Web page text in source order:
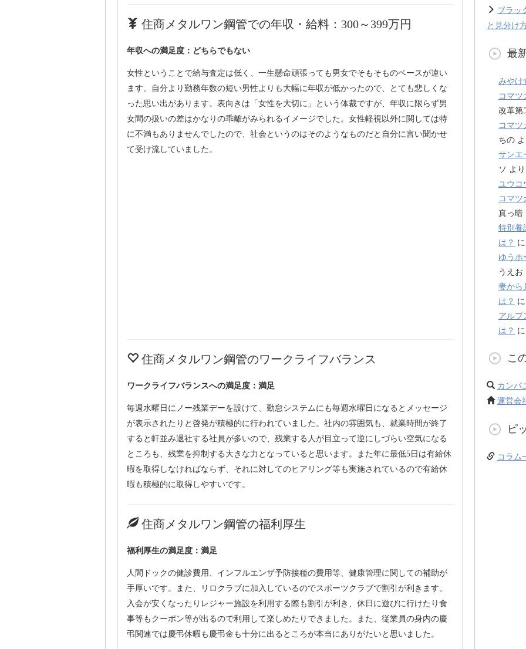
住商メタルワン鋼管での年収・給料：300～399万円
年収への満足度：どちらでもない
女性ということで給与査定は低く、一生懸命頑張っても男女でそもそものベースが違い
ます。自分より勤務年数の短い男性よりも大幅に年収が低かったので、とても悲しくな
った思い出があります。表向きは「女性を大切に」という体裁ですが、年収に限らず男
女間の扱いの差はかなりの乖離がみられるイメージでした。女性軽視以外に関しては特
に不満もありませんでしたので、社会というのはそのようなものだと自分に言い聞かせ
て受け流していました。
住商メタルワン鋼管のワークライフバランス
ワークライフバランスへの満足度：満足
毎週水曜日にノー残業デーを設けて、勤怠システムにも毎週水曜日になるとメッセージ
が表示されたりと啓発が積極的に行われていました。社内の雰囲気も、就業時間が終了
すると軒並み退社する社員が多いので、残業する人が目立って逆にしづらい空気になる
ところも、残業を抑制する大きな力となっていると思います。また年に最低5日は有給休
暇を取得しなければならず、それに対してのヒアリング等も実施されているので有給休
暇も積極的に取得しやすいです。
住商メタルワン鋼管の福利厚生
福利厚生の満足度：満足
人間ドックの健診費用、インフルエンザ予防接種の費用等、健康管理に関しての補助が
手厚いです。また、リロクラブに加入しているのでスポーツクラブで割引が利きます。
入会が安くなったりレジャー施設を利用する際も割引が利き、休日に遊びに行けたり食
事等もクーポン等が出るので利用して楽しめたりできました。また、従業員の身内の慶
弔関連では慶弔休暇も慶弔金も十分に出るところが本当にありがたいと思いました。
ブラッ
と見分け
最
みやけ
コマツ
改革第
コマツ
ちの
サンエ
ソ より
ユウコ
コマツ
真っ暗
特別養
は？
ゆうホ
うえお
妻から
は？
アルプ
は？
こ
カンパ
運営会
ピ
コラム